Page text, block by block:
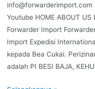
Youtube HOME ABOUT US
Forwarder Import
Import Expedisi
kepada Bea Cukai.
adalah PI BESI BAJA,